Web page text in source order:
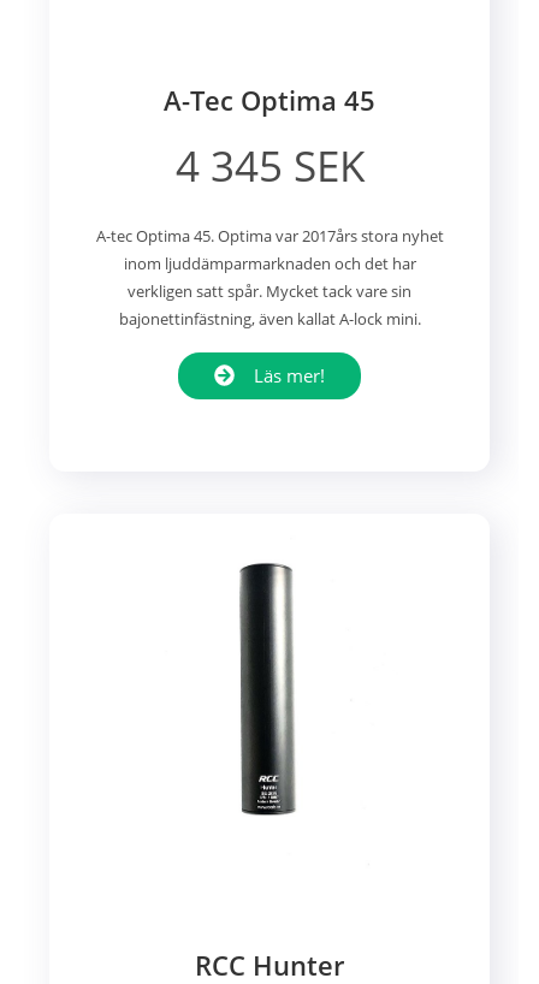
A-Tec Optima 45
4 345 SEK
A-tec Optima 45. Optima var 2017års stora nyhet
inom ljuddämparmarknaden och det har
verkligen satt spår. Mycket tack vare sin
bajonettinfästning, även kallat A-lock mini.
Läs mer!
RCC Hunter